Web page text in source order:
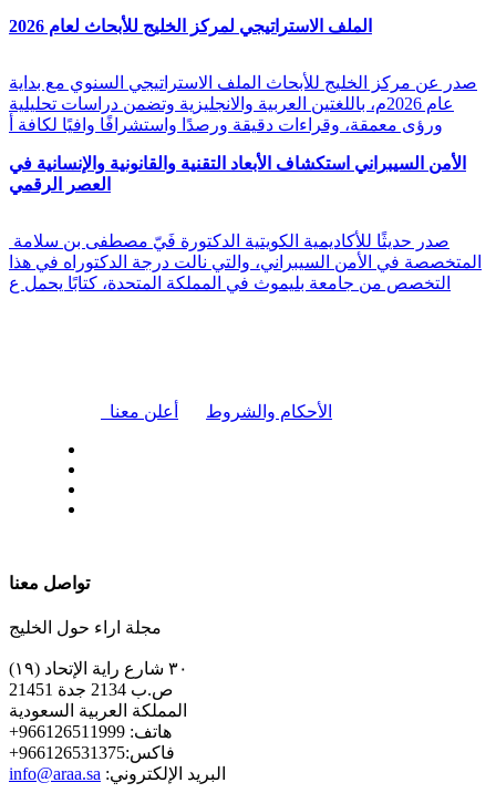
الملف الاستراتيجي لمركز الخليج للأبحاث لعام 2026
صدر عن مركز الخليج للأبحاث الملف الاستراتيجي السنوي مع بداية
عام 2026م، باللغتين العربية والانجليزية وتضمن دراسات تحليلية
ورؤى معمقة، وقراءات دقيقة ورصدًا واستشرافًا وافيًا لكافة أ
الأمن السيبراني استكشاف الأبعاد التقنية والقانونية والإنسانية في
العصر الرقمي
المتخصصة في الأمن السيبراني، والتي نالت درجة الدكتوراه في هذا
التخصص من جامعة بليموث في المملكة المتحدة، كتابًا يحمل ع
أعلن معنا الأحكام والشروط
تواصل معنا
مجلة اراء حول الخليج
٣٠ شارع راية الإتحاد (١٩)
ص.ب 2134 جدة 21451
المملكة العربية السعودية
+هاتف: 966126511999
+فاكس:966126531375
info@araa.sa :البريد الإلكتروني